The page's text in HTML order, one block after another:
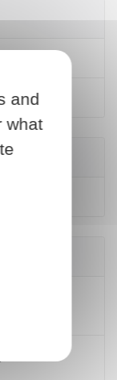
en Algérie
il se
il se
and
what